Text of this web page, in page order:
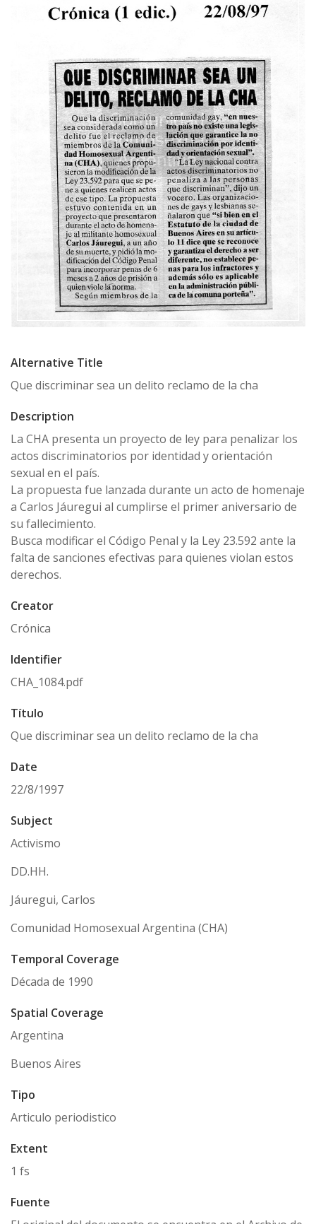
Alternative Title
Que discriminar sea un delito reclamo de la cha
Description
La CHA presenta un proyecto de ley para penalizar los
actos discriminatorios por identidad y orientación
sexual en el país.
La propuesta fue lanzada durante un acto de homenaje
a Carlos Jáuregui al cumplirse el primer aniversario de
su fallecimiento.
Busca modificar el Código Penal y la Ley 23.592 ante la
falta de sanciones efectivas para quienes violan estos
derechos.
Creator
Crónica
Identifier
CHA_1084.pdf
Título
Que discriminar sea un delito reclamo de la cha
Date
22/8/1997
Subject
Activismo
DD.HH.
Jáuregui, Carlos
Comunidad Homosexual Argentina (CHA)
Temporal Coverage
Década de 1990
Spatial Coverage
Argentina
Buenos Aires
Tipo
Articulo periodistico
Extent
1 fs
Fuente